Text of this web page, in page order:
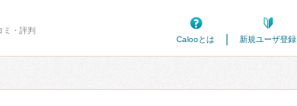
・評判
Calooとは
新規ユーザ登録